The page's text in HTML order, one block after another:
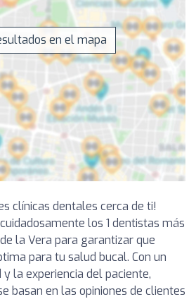
en el mapa
clínicas dentales cerca de ti!
los 1 dentistas más
la Vera para garantizar que
para tu salud bucal. Con un
la experiencia del paciente,
basan en las opiniones de clientes